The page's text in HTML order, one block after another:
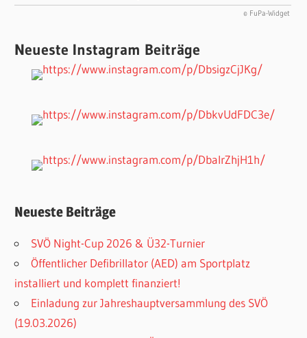
© FuPa-Widget
Neueste Instagram Beiträge
Neueste Beiträge
SVÖ Night-Cup 2026 & Ü32-Turnier
Öffentlicher Defibrillator (AED) am Sportplatz
installiert und komplett finanziert!
Einladung zur Jahreshauptversammlung des SVÖ
(19.03.2026)